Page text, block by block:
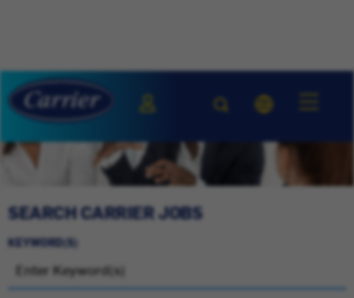
SEARCH CARRIER JOBS
KEYWORD(S)